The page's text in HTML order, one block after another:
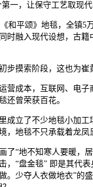
，让保守工艺取现
和平颂》地毯，全镇
融入现代设想，古
索阶段，这也为崔
本，互联网、电
还曾荣获百花。
立了不少地毯小加
地毯不只承载着龙
地不知寒人要暖，
“盘金毯” 即是其
少夺人衣做地衣”